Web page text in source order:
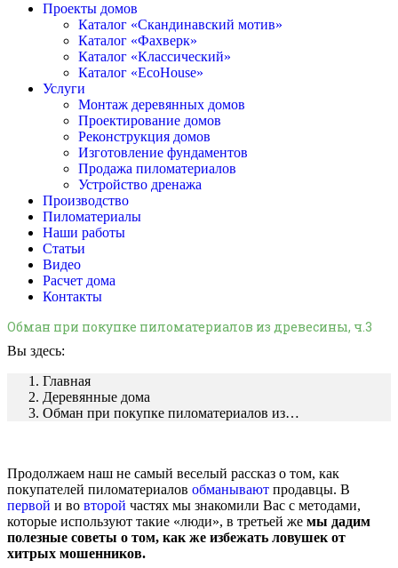
Проекты домов
Каталог «Скандинавский мотив»
Каталог «Фахверк»
Каталог «Классический»
Каталог «EcoHouse»
Услуги
Монтаж деревянных домов
Проектирование домов
Реконструкция домов
Изготовление фундаментов
Продажа пиломатериалов
Устройство дренажа
Производство
Пиломатериалы
Наши работы
Статьи
Видео
Расчет дома
Контакты
Обман при покупке пиломатериалов из древесины, ч.3
Вы здесь:
Главная
Деревянные дома
Обман при покупке пиломатериалов из…
Продолжаем наш не самый веселый рассказ о том, как
покупателей пиломатериалов обманывают продавцы. В
первой и во второй частях мы знакомили Вас с методами,
которые используют такие «люди», в третьей же мы дадим
полезные советы о том, как же избежать ловушек от
хитрых мошенников.